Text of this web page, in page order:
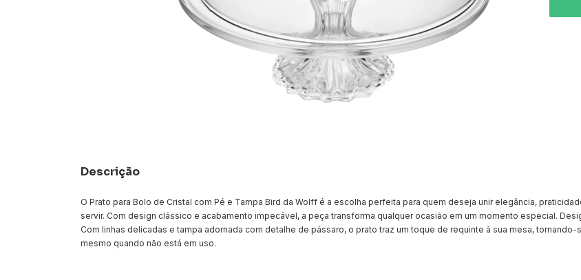
Descrição
O Prato para Bolo de Cristal com Pé e Tampa Bird da Wolff é a escolha perfeita para quem deseja unir elegância,
servir. Com design clássico e acabamento impecável, a peça transforma qualquer ocasião em um momento especial.
Com linhas delicadas e tampa adornada com detalhe de pássaro, o prato traz um toque de requinte à sua mesa,
mesmo quando não está em uso.